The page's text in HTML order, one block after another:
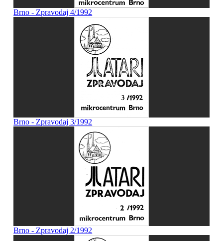
Brno - Zpravodaj 4/1992
Brno - Zpravodaj 3/1992
Brno - Zpravodaj 2/1992